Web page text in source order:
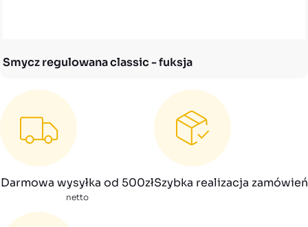
Smycz regulowana classic - fuksja
Darmowa wysyłka od 500zł
netto
Szybka realizacja zamówień